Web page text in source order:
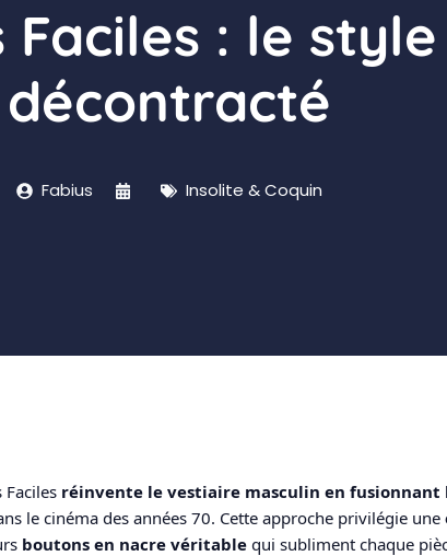
Faciles : le
décontracté
Fabius Insolite & Coquin
Faciles réinvente le vestiaire masculin en fusionnant
le cinéma des années 70. Cette approche privilégie une
boutons en nacre véritable qui subliment chaque